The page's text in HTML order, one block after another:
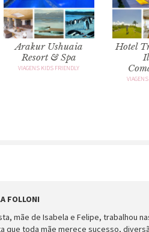
Arakur Ushuaia
Resort & Spa
VIAGENS KIDS FRIENDLY
Hotel
FOLLONI
mãe de Isabela e Felipe, trabalhou
que toda mãe merece sucesso,